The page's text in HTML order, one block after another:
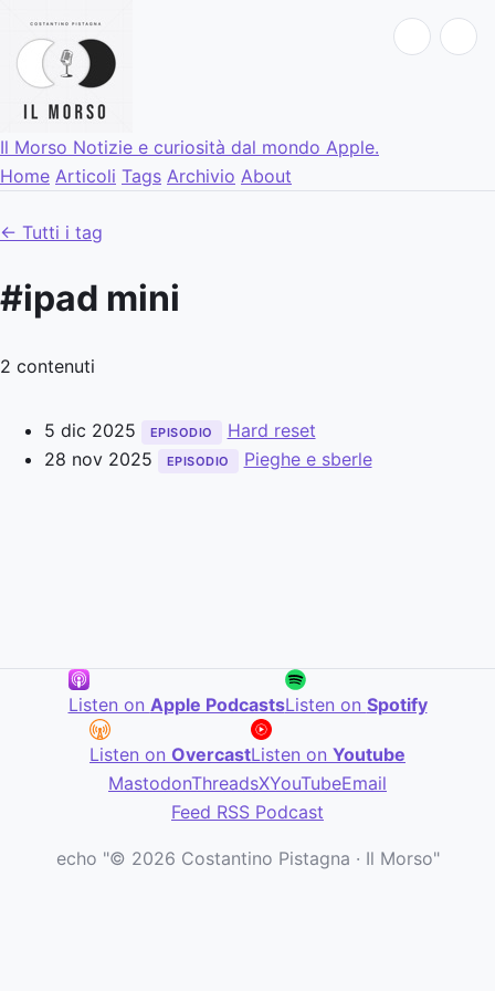
Il Morso Notizie e curiosità dal mondo Apple.
Home Articoli Tags Archivio About
← Tutti i tag
#ipad mini
2 contenuti
5 dic 2025 EPISODIO
Hard reset
28 nov 2025
EPISODIO Pieghe e sberle
Listen on Apple PodcastsListen on Spotify
Listen on OvercastListen on Youtube
MastodonThreadsXYouTubeEmail
Feed RSS Podcast
echo "© 2026 Costantino Pistagna · Il Morso"